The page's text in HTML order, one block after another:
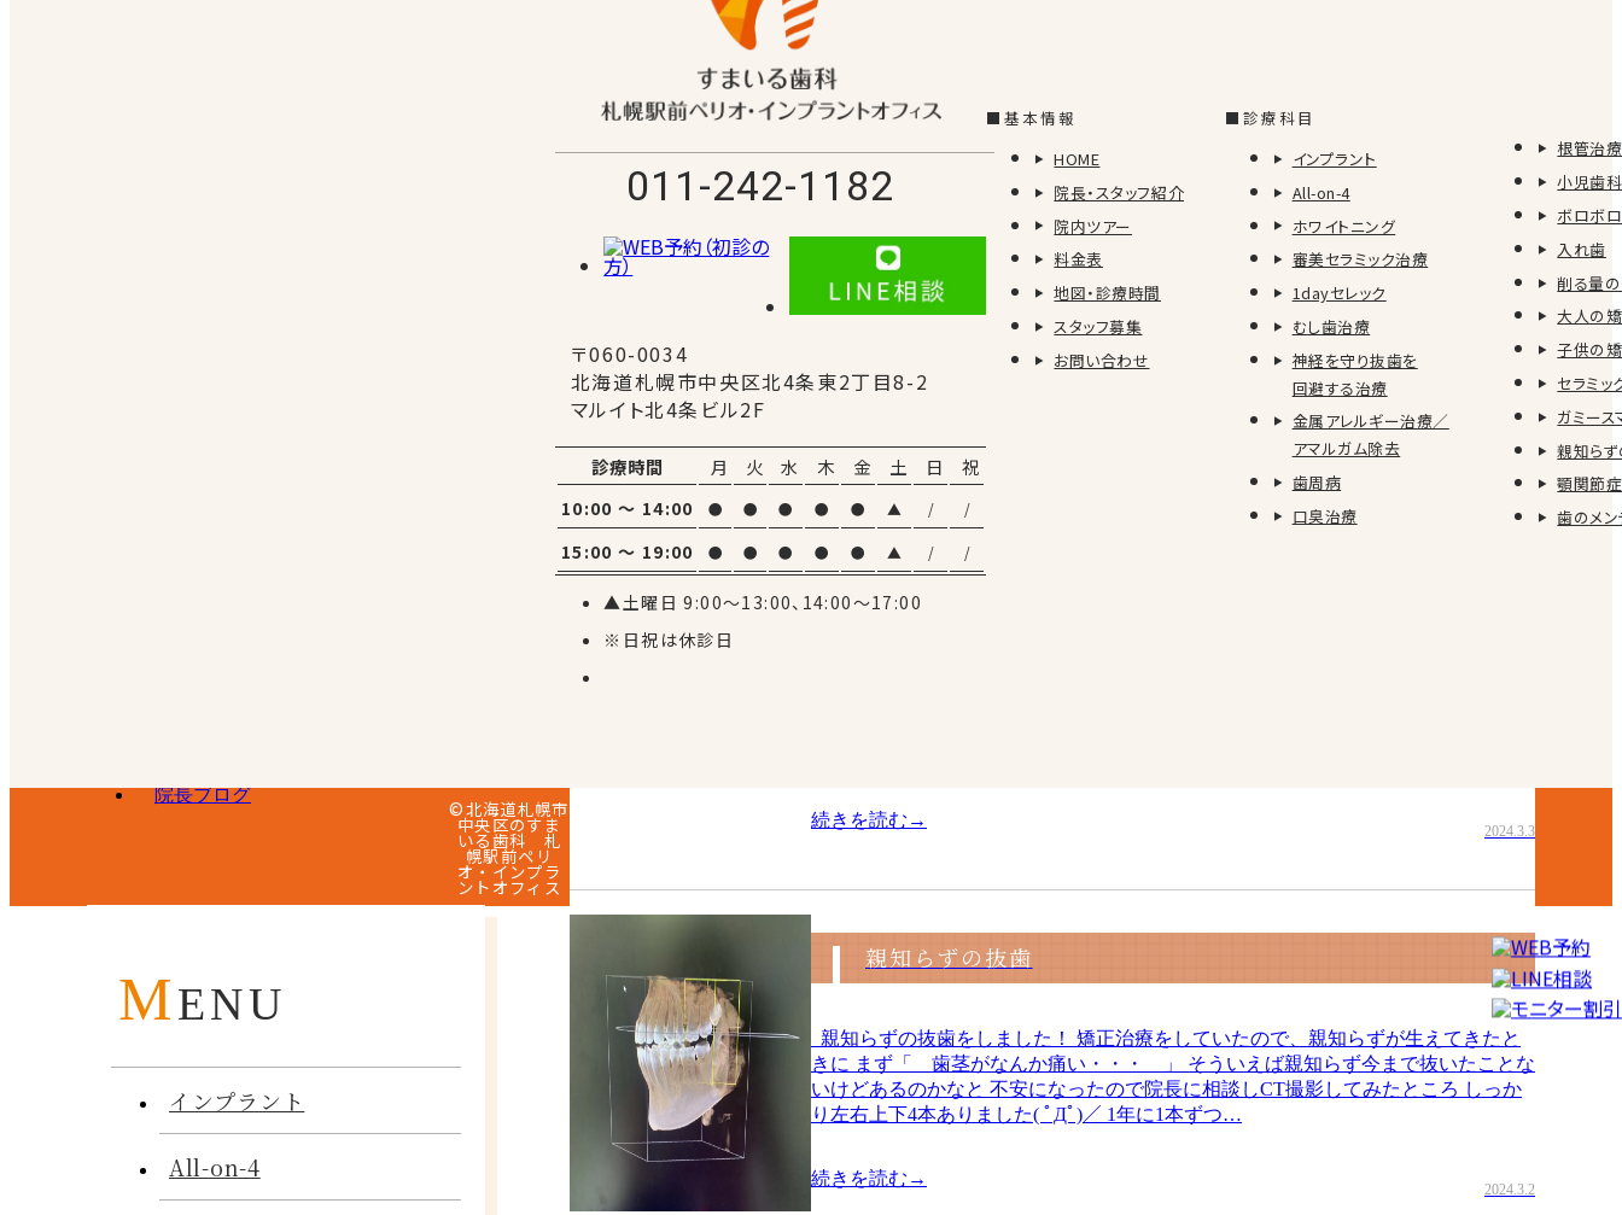
院長ブログ
MENU
インプラント
All-on-4
科衛生士・専門技工士すべて揃っております✨ 最新の情報、学会に参加されている
続きを読む→
みんなの生きがい✨
当院のスタッフ、みんなそれぞれ趣味・推し活をしております✨ 日々活力になって
動・楽しさたまりません。 スタッフ間で情報交換をするのでいつの間にか詳しくな
っているスタッフもいます(^▽^)/ 何度も行って何をしているか…と…
続きを読む→
院長ってどんなひと？
続きを読む→
2024.3.3
親知らずの抜歯
親知らずの抜歯をしました！ 矯正治療をしていたので、親知らずが生えてきたと
きに まず「 歯茎がなんか痛い・・・ 」 そういえば親知らず今まで抜いたことな
いけどあるのかなと 不安になったので院長に相談しCT撮影してみたところ しっか
り左右上下4本ありました( ﾟДﾟ)／ 1年に1本ずつ…
続きを読む→
2024.3.2
011-242-1182
〒060-0034
北海道札幌市中央区北4条東2丁目8-2
マルイト北4条ビル2F
診療時間 月 火 水 木 金 土 日 祝
10:00 ～ 14:00 ● ● ● ● ● ▲ / /
15:00 ～ 19:00 ● ● ● ● ● ▲ / /
▲土曜日 9:00～13:00、14:00～17:00
※日祝は休診日
■基本情報
HOME
院長・スタッフ紹介
院内ツアー
料金表
地図・診療時間
スタッフ募集
お問い合わせ
■診療科目
インプラント
All-on-4
ホワイトニング
審美セラミック治療
1dayセレック
むし歯治療
神経を守り抜歯を
回避する治療
金属アレルギー治療／
アマルガム除去
歯周病
口臭治療
根管治療
小児歯科
ボロボ
入れ歯
削る量
大人の
子供の
セラミッ
ガミー
親知ら
顎関節
歯のメ
©北海道札幌市
中央区のすま
いる歯科 札
幌駅前ペリ
オ・インプラ
ントオフィス